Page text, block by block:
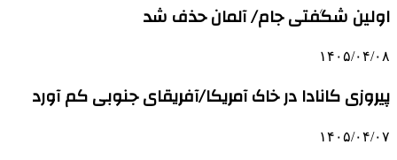
اولین شگفتی جام/ آلمان حذف شد
۱۴۰۵/۰۴/۰۸
پیروزی کانادا در خاک آمریکا/آفریقای جنوبی کم آورد
۱۴۰۵/۰۴/۰۷